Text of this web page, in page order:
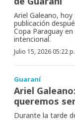
Ariel Galeano,
publicación
Copa Paraguay
intencional.
Julio 15, 2026 05:22
Guaraní
Ariel
queremos
Durante la tarde